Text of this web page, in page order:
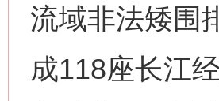
流域非法矮围
成118座长江